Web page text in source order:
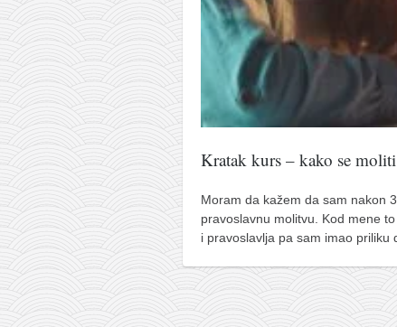
porodične priče
umesto tvitera
kalendar srpski
azbuki i knjige
Okinava karate
najnovije na blogu
moje beleške
istorija karatea
bubishi
karate
kihon
Kratak kurs – kako se
Moram da kažem da sam nakon
pravoslavnu molitvu. Kod mene
i pravoslavlja pa sam imao priliku